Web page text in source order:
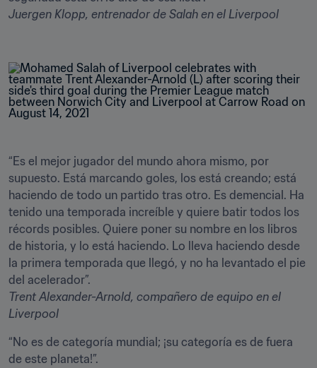
Juergen Klopp, entrenador de Salah en el Liverpool
“Es el mejor jugador del mundo ahora mismo, por
supuesto. Está marcando goles, los está creando; está
haciendo de todo un partido tras otro. Es demencial. Ha
tenido una temporada increíble y quiere batir todos los
récords posibles. Quiere poner su nombre en los libros
de historia, y lo está haciendo. Lo lleva haciendo desde
la primera temporada que llegó, y no ha levantado el pie
Trent Alexander-Arnold, compañero de equipo en el
Liverpool
“No es de categoría mundial; ¡su categoría es de fuera